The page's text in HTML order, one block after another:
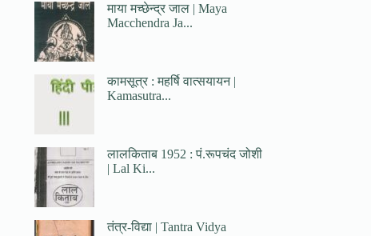
माया मच्छेन्द्र जाल | Maya
Macchendra Ja...
कामसूत्र : महर्षि वात्सयायन |
Kamasutra...
लालकिताब 1952 : पं.रूपचंद जोशी
| Lal Ki...
तंत्र-विद्या | Tantra Vidya